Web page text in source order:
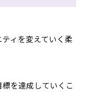
ィを変えていく柔
を達成していくこ